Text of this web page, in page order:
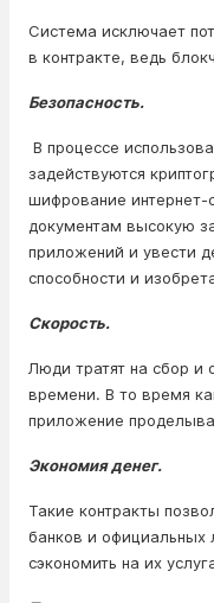
Система исключает
в контракте, ведь
Безопасность.
В процессе
задействуются
шифрование интернет-
документам высокую
приложений и увести
способности и
Скорость.
Люди тратят на сбор и
времени. В то время
приложение
Экономия денег.
Такие контракты
банков и
сэкономить на их